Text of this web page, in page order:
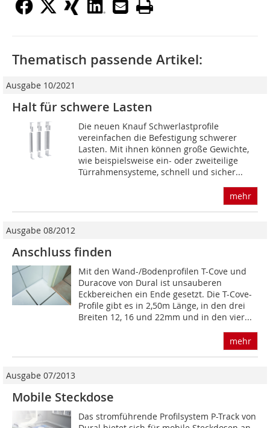
Thematisch passende Artikel:
Ausgabe 10/2021
Halt für schwere Lasten
Die neuen Knauf Schwerlastprofile
vereinfachen die Befestigung schwerer
Lasten. Mit ihnen können große Gewichte,
wie beispielsweise ein- oder zweiteilige
Türrahmensysteme, schnell und sicher...
mehr
Ausgabe 08/2012
Anschluss finden
Mit den Wand-/Bodenprofilen T-Cove und
Duracove von Dural ist unsauberen
Eckbereichen ein Ende gesetzt. Die T-Cove-
Profile gibt es in 2,50m Länge, in den drei
Breiten 12, 16 und 22mm und in den vier...
mehr
Ausgabe 07/2013
Mobile Steckdose
Das stromführende Profilsystem P-Track von